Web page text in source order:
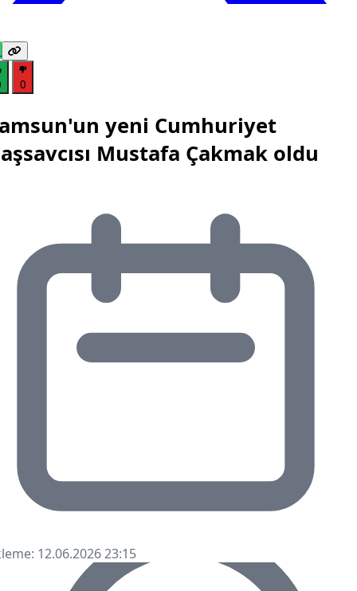
0
yeni Cumhuriyet
Mustafa Çakmak oldu
12.06.2026 23:15